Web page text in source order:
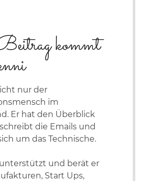
kommt
nur der
im
Er hat den Überblick
die Emails und
um das Technische.
und berät er
Start Ups,